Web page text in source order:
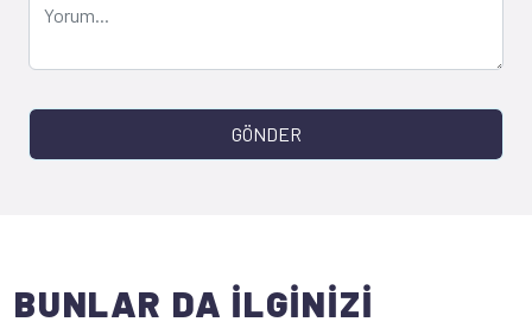
GÖNDER
BUNLAR DA İLGİNİZİ